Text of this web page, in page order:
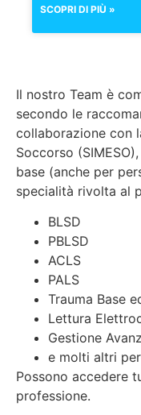
SCOPRI DI PIÙ »
Il nostro Team è
secondo le
collaborazione con
Soccorso
base (anche per
specialità rivolta al
BLSD
PBLSD
ACLS
PALS
Trauma Base
Lettura
Gestione
e molti altri
Possono accedere
professione.